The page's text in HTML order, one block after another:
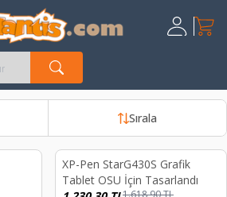
Üye
Kayıt Ol
Sepet
Sırala
%24
XP-Pen StarG430S Grafik
Tablet OSU İçin Tasarlandı
1.618,90TL